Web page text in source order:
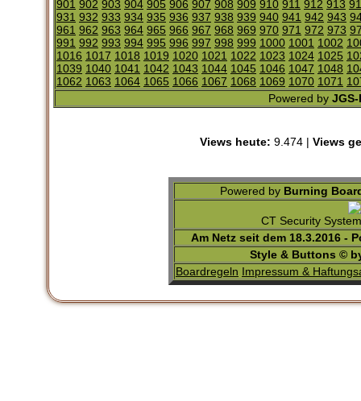
901 902 903 904 905 906 907 908 909 910 911 912 913
931 932 933 934 935 936 937 938 939 940 941 942 943
961 962 963 964 965 966 967 968 969 970 971 972 973
991 992 993 994 995 996 997 998 999 1000 1001 1002
1016 1017 1018 1019 1020 1021 1022 1023 1024 1025
1039 1040 1041 1042 1043 1044 1045 1046 1047 1048
1062 1063 1064 1065 1066 1067 1068 1069 1070 1071
Powered by
Views heute: 9.474 | Views
Powered by Burning
CT Security
Am Netz seit dem 18.3.2016 -
Style & Buttons ©
Boardregeln Impressum &